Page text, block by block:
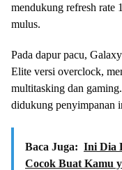
mendukung refresh rate
mulus.
Pada dapur pacu,
Elite versi overclock,
multitasking dan
didukung penyimpanan
Baca Juga: Ini Dia
Cocok Buat Kamu